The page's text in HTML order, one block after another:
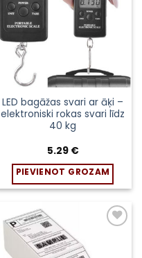
LED bagāžas svari ar āķi –
elektroniski rokas svari līdz
40 kg
5.29 €
PIEVIENOT GROZAM
sarakstam